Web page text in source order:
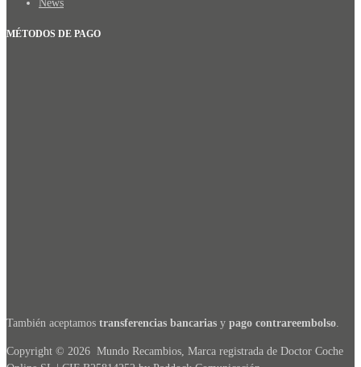
News
MÉTODOS DE PAGO
También aceptamos transferencias bancarias y pago contrareembolso
Copyright © 2026 Mundo Recambios, Marca registrada de Doctor Coche